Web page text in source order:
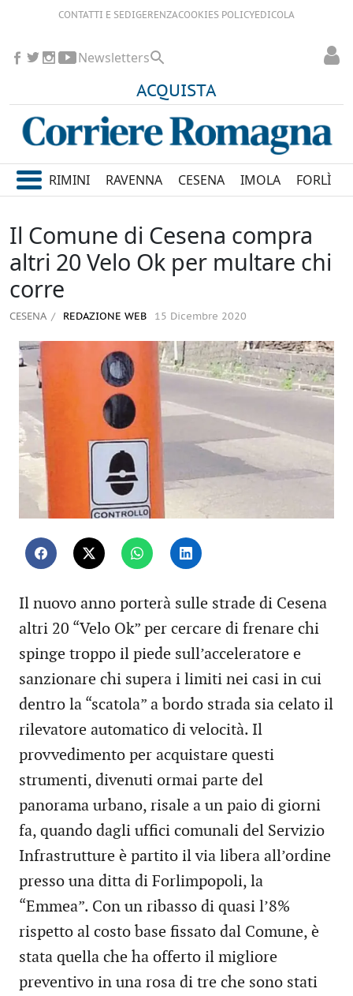
CONTATTI E SEDIGERENZACOOKIES POLICYEDICOLA
ACQUISTA
Newsletters
RIMINI RAVENNA CESENA IMOLA FORLÌ
Il Comune di Cesena compra
altri 20 Velo Ok per multare chi
corre
CESENA REDAZIONE WEB 15 Dicembre 2020
Il nuovo anno porterà sulle strade di Cesena
altri 20 “Velo Ok” per cercare di frenare chi
spinge troppo il piede sull’acceleratore e
sanzionare chi supera i limiti nei casi in cui
dentro la “scatola” a bordo strada sia celato il
rilevatore automatico di velocità. Il
provvedimento per acquistare questi
strumenti, divenuti ormai parte del
panorama urbano, risale a un paio di giorni
fa, quando dagli uffici comunali del Servizio
Infrastrutture è partito il via libera all’ordine
presso una ditta di Forlimpopoli, la
“Emmea”. Con un ribasso di quasi l’8%
rispetto al costo base fissato dal Comune, è
stata quella che ha offerto il migliore
preventivo in una rosa di tre che sono stati